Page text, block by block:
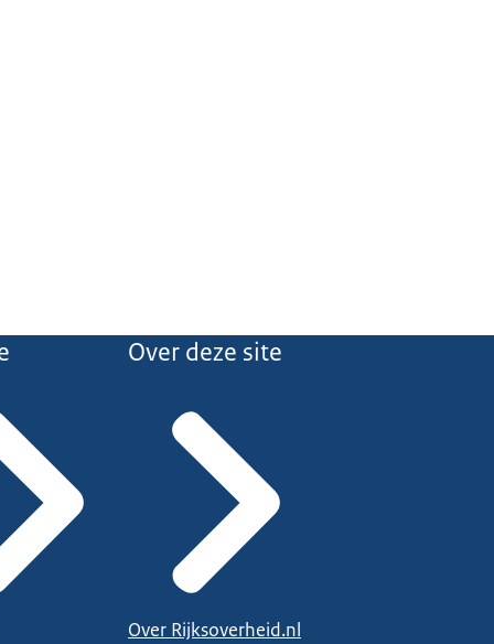
Over deze site
Over Rijksoverheid.nl